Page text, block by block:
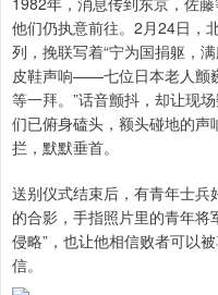
他们仍执意前往。2月24日，
列，挽联写着“宁为国捐躯，
皮鞋声响——七位日本老人颤
等一拜。”话音颤抖，却让现
们已俯身磕头，额头碰地的声
拦，默默垂首。
送别仪式结束后，有青年士
的合影，手指照片里的青年将
侵略”，也让他相信败者可以
信。